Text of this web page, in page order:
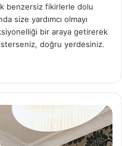
benzersiz fikirlerle dolu
size yardımcı olmayı
bir araya getirerek
doğru yerdesiniz.